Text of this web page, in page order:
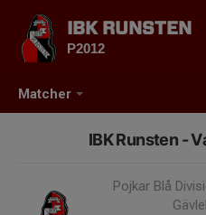
Matcher
IBK RUNSTEN
P2012
IBK Runsten -
Pojkar Blå